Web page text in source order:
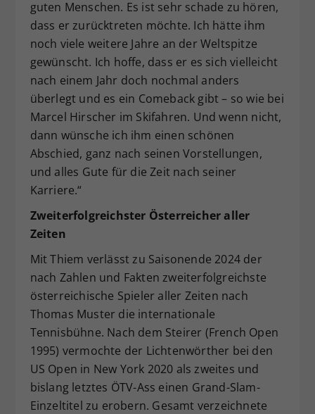
guten Menschen. Es ist sehr schade zu hören,
dass er zurücktreten möchte. Ich hätte ihm
noch viele weitere Jahre an der Weltspitze
gewünscht. Ich hoffe, dass er es sich vielleicht
nach einem Jahr doch nochmal anders
überlegt und es ein Comeback gibt – so wie bei
Marcel Hirscher im Skifahren. Und wenn nicht,
dann wünsche ich ihm einen schönen
Abschied, ganz nach seinen Vorstellungen,
und alles Gute für die Zeit nach seiner
Karriere.“
Zweiterfolgreichster Österreicher aller
Zeiten
Mit Thiem verlässt zu Saisonende 2024 der
nach Zahlen und Fakten zweiterfolgreichste
österreichische Spieler aller Zeiten nach
Thomas Muster die internationale
Tennisbühne. Nach dem Steirer (French Open
1995) vermochte der Lichtenwörther bei den
US Open in New York 2020 als zweites und
bislang letztes ÖTV-Ass einen Grand-Slam-
Einzeltitel zu erobern. Gesamt verzeichnete